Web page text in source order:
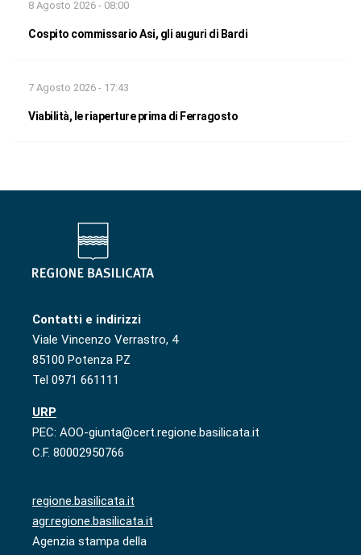
8 Agosto 2026 - 08:00
Cospito commissario Asi, gli auguri di Bardi
7 Agosto 2026 - 17:43
Viabilità, le riaperture prima di Ferragosto
Contatti e indirizzi
Viale Vincenzo Verrastro, 4
85100 Potenza PZ
Tel 0971 661111
URP
PEC: AOO-giunta@cert.regione.basilicata.it
C.F. 80002950766
regione.basilicata.it
agr.regione.basilicata.it
Agenzia stampa della